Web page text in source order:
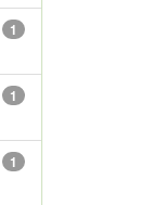
1
1
1